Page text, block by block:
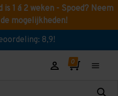
1 á 2 weken - Spoed? Neem
mogelijkheden!
8,9!